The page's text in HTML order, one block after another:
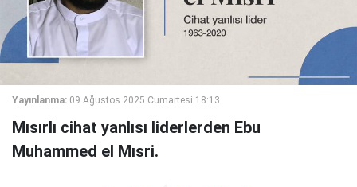
Yayınlanma: 09 Ağustos 2025 Cumartesi 18:13
Mısırlı cihat yanlısı liderlerden Ebu
Muhammed el Mısri.